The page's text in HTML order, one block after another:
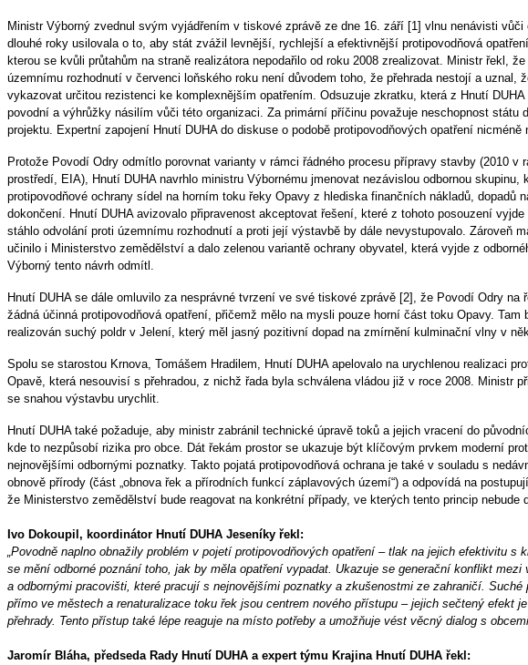
Ministr Výborný zvednul svým vyjádřením v tiskové zprávě ze dne 16. září [1] vlnu nenávisti vůči
dlouhé roky usilovala o to, aby stát zvážil levnější, rychlejší a efektivnější protipovodňová
kterou se kvůli průtahům na straně realizátora nepodařilo od roku 2008 zrealizovat. Ministr řekl,
územnímu rozhodnutí v červenci loňského roku není důvodem toho, že přehrada nestojí a uznal,
vykazovat určitou rezistenci ke komplexnějším opatřením. Odsuzuje zkratku, která z Hnutí
povodní a výhrůžky násilím vůči této organizaci. Za primární příčinu považuje neschopnost státu
projektu. Expertní zapojení Hnutí DUHA do diskuse o podobě protipovodňových opatření nicméně
Protože Povodí Odry odmítlo porovnat varianty v rámci řádného procesu přípravy stavby (2010 v
prostředí, EIA), Hnutí DUHA navrhlo ministru Výbornému jmenovat nezávislou odbornou skupinu,
protipovodňové ochrany sídel na horním toku řeky Opavy z hlediska finančních nákladů, dopadů
dokončení. Hnutí DUHA avizovalo připravenost akceptovat řešení, které z tohoto posouzení vyjde
stáhlo odvolání proti územnímu rozhodnutí a proti její výstavbě by dále nevystupovalo. Zároveň
učinilo i Ministerstvo zemědělství a dalo zelenou variantě ochrany obyvatel, která vyjde z
Výborný tento návrh odmítl.
Hnutí DUHA se dále omluvilo za nesprávné tvrzení ve své tiskové zprávě [2], že Povodí Odry na
žádná účinná protipovodňová opatření, přičemž mělo na mysli pouze horní část toku Opavy. Tam
realizován suchý poldr v Jelení, který měl jasný pozitivní dopad na zmírnění kulminační vlny v
Spolu se starostou Krnova, Tomášem Hradilem, Hnutí DUHA apelovalo na urychlenou realizaci
Opavě, která nesouvisí s přehradou, z nichž řada byla schválena vládou již v roce 2008. Ministr
se snahou výstavbu urychlit.
Hnutí DUHA také požaduje, aby ministr zabránil technické úpravě toků a jejich vracení do
kde to nezpůsobí rizika pro obce. Dát řekám prostor se ukazuje být klíčovým prvkem moderní
nejnovějšími odbornými poznatky. Takto pojatá protipovodňová ochrana je také v souladu s
obnově přírody (část „obnova řek a přírodních funkcí záplavových území“) a odpovídá na
že Ministerstvo zemědělství bude reagovat na konkrétní případy, ve kterých tento princip nebude
Ivo Dokoupil, koordinátor Hnutí DUHA Jeseníky řekl:
„Povodně naplno obnažily problém v pojetí protipovodňových opatření – tlak na jejich efektivitu s
se mění odborné poznání toho, jak by měla opatření vypadat. Ukazuje se generační konflikt mezi
a odbornými pracovišti, které pracují s nejnovějšími poznatky a zkušenostmi ze zahraničí. Suché
přímo ve městech a renaturalizace toku řek jsou centrem nového přístupu – jejich sečtený efekt
přehrady. Tento přístup také lépe reaguje na místo potřeby a umožňuje vést věcný dialog s
Jaromír Bláha, předseda Rady Hnutí DUHA a expert týmu Krajina Hnutí DUHA řekl: